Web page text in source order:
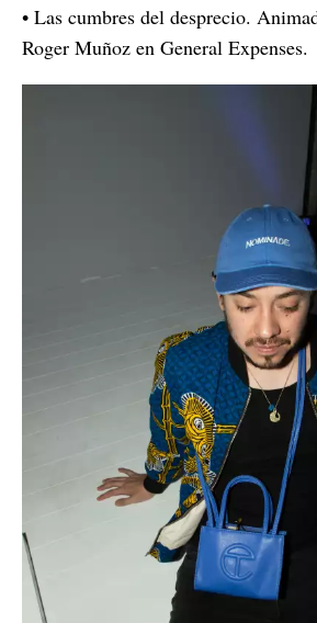
• Las cumbres del desprecio.
Roger Muñoz en General Expenses.